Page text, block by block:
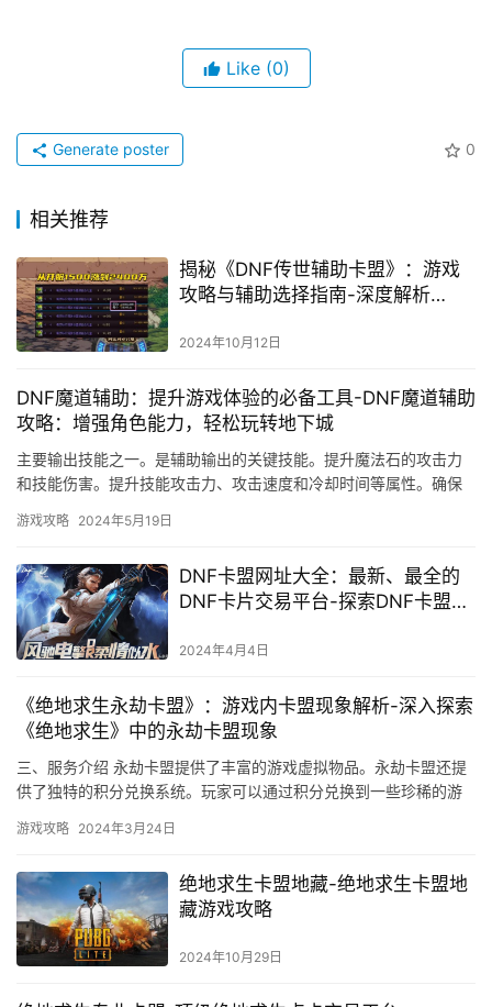
Like (0)
0
Generate poster
相关推荐
揭秘《DNF传世辅助卡盟》：游戏
攻略与辅助选择指南-深度解析
略与风险提示
2024年10月12日
DNF魔道辅助：提升游戏体验的必备工具-DNF魔道辅助
攻略：增强角色能力，轻松玩转地下城
主要输出技能之一。是辅助输出的关键技能。提升魔法石的攻击力
和技能伤害。提升技能攻击力、攻击速度和冷却时间等属性。确保
游戏攻略 2024年5月19日
DNF卡盟网址大全：最新、最全的
DNF卡片交易平台-探索DNF卡盟网
验
2024年4月4日
《绝地求生永劫卡盟》：游戏内卡盟现象解析-深入探索
《绝地求生》中的永劫卡盟现象
三、服务介绍 永劫卡盟提供了丰富的游戏虚拟物品。永劫卡盟还提
供了独特的积分兑换系统。玩家可以通过积分兑换到一些珍稀的游
游戏攻略 2024年3月24日
绝地求生卡盟地藏-绝地求生卡盟地
藏游戏攻略
2024年10月29日